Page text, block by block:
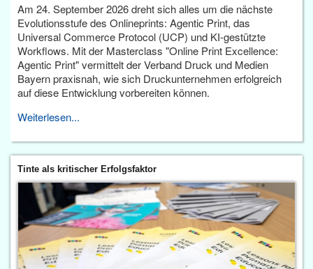
Am 24. September 2026 dreht sich alles um die nächste
Evolutionsstufe des Onlineprints: Agentic Print, das
Universal Commerce Protocol (UCP) und KI-gestützte
Workflows. Mit der Masterclass "Online Print Excellence:
Agentic Print" vermittelt der Verband Druck und Medien
Bayern praxisnah, wie sich Druckunternehmen erfolgreich
auf diese Entwicklung vorbereiten können.
Weiterlesen...
Tinte als kritischer Erfolgsfaktor